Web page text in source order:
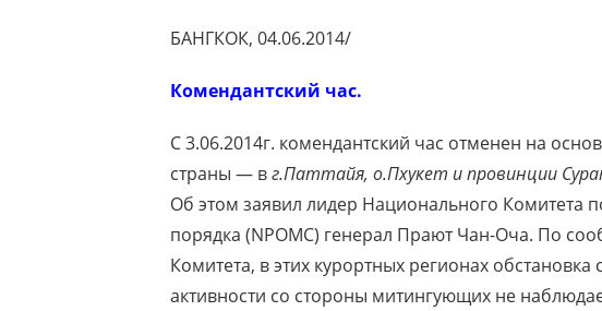
БАНГКОК, 04.06.2014/
Комендантский час.
С 3.06.2014г. комендантский час отменен на
страны — вг.Паттайя, о.Пхукет и провинции
Об этом заявил лидер Национального Комитета
порядка (NPOMC) генерал Прают Чан-Оча. По
Комитета, в этих курортных регионах
активности со стороны митингующих не